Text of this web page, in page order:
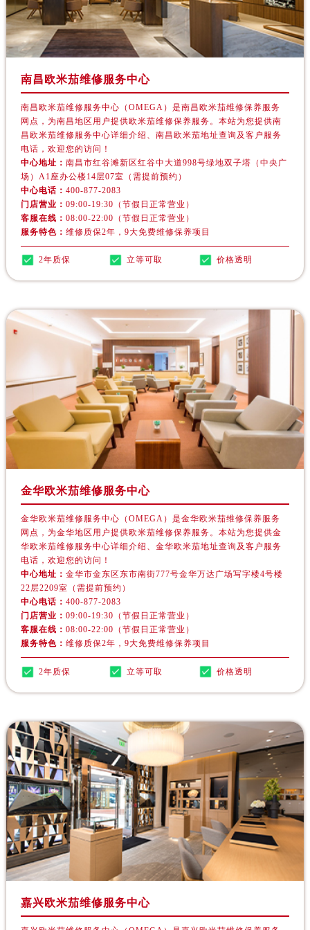
南昌欧米茄维修服务中心
南昌欧米茄维修服务中心（OMEGA）是南昌欧米茄维修保养服务
网点，为南昌地区用户提供欧米茄维修保养服务。本站为您提供南
昌欧米茄维修服务中心详细介绍、南昌欧米茄地址查询及客户服务
电话，欢迎您的访问！
中心地址：南昌市红谷滩新区红谷中大道998号绿地双子塔（中央广
场）A1座办公楼14层07室（需提前预约）
中心电话：400-877-2083
门店营业：09:00-19:30（节假日正常营业）
客服在线：08:00-22:00（节假日正常营业）
服务特色：维修质保2年，9大免费维修保养项目
2年质保 立等可取 价格透明
金华欧米茄维修服务中心
金华欧米茄维修服务中心（OMEGA）是金华欧米茄维修保养服务
网点，为金华地区用户提供欧米茄维修保养服务。本站为您提供金
华欧米茄维修服务中心详细介绍、金华欧米茄地址查询及客户服务
电话，欢迎您的访问！
中心地址：金华市金东区东市南街777号金华万达广场写字楼4号楼
22层2209室（需提前预约）
中心电话：400-877-2083
门店营业：09:00-19:30（节假日正常营业）
客服在线：08:00-22:00（节假日正常营业）
服务特色：维修质保2年，9大免费维修保养项目
2年质保 立等可取 价格透明
嘉兴欧米茄维修服务中心